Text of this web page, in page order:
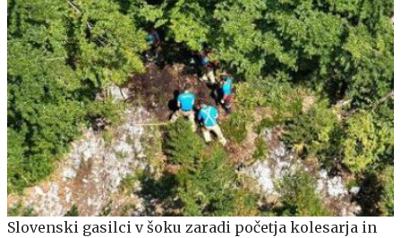
Slovenski gasilci v šoku zaradi početja kolesarja in